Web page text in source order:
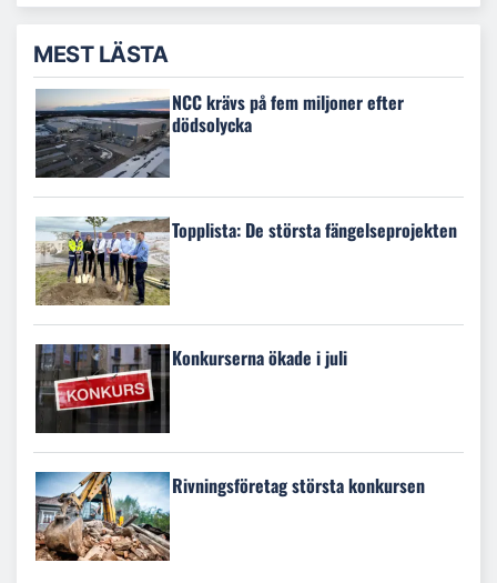
MEST LÄSTA
NCC krävs på fem miljoner efter
dödsolycka
Topplista: De största fängelseprojekten
Konkurserna ökade i juli
Rivningsföretag största konkursen